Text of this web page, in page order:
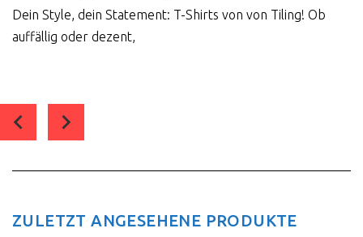
Dein Style, dein Statement: T-Shirts von von Tiling! Ob
auffällig oder dezent,
ZULETZT ANGESEHENE PRODUKTE